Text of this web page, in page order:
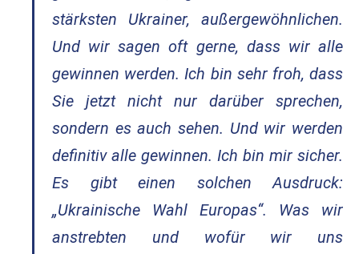
stärksten Ukrainer, außergewöhnlichen.
Und wir sagen oft gerne, dass wir alle
gewinnen werden. Ich bin sehr froh, dass
Sie jetzt nicht nur darüber sprechen,
sondern es auch sehen. Und wir werden
definitiv alle gewinnen. Ich bin mir sicher.
Es gibt einen solchen Ausdruck:
„Ukrainische Wahl Europas“. Was wir
anstrebten und wofür wir uns